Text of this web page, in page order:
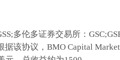
多伦多证券交易所：GSC;GSE
据该协议，BMO Capital